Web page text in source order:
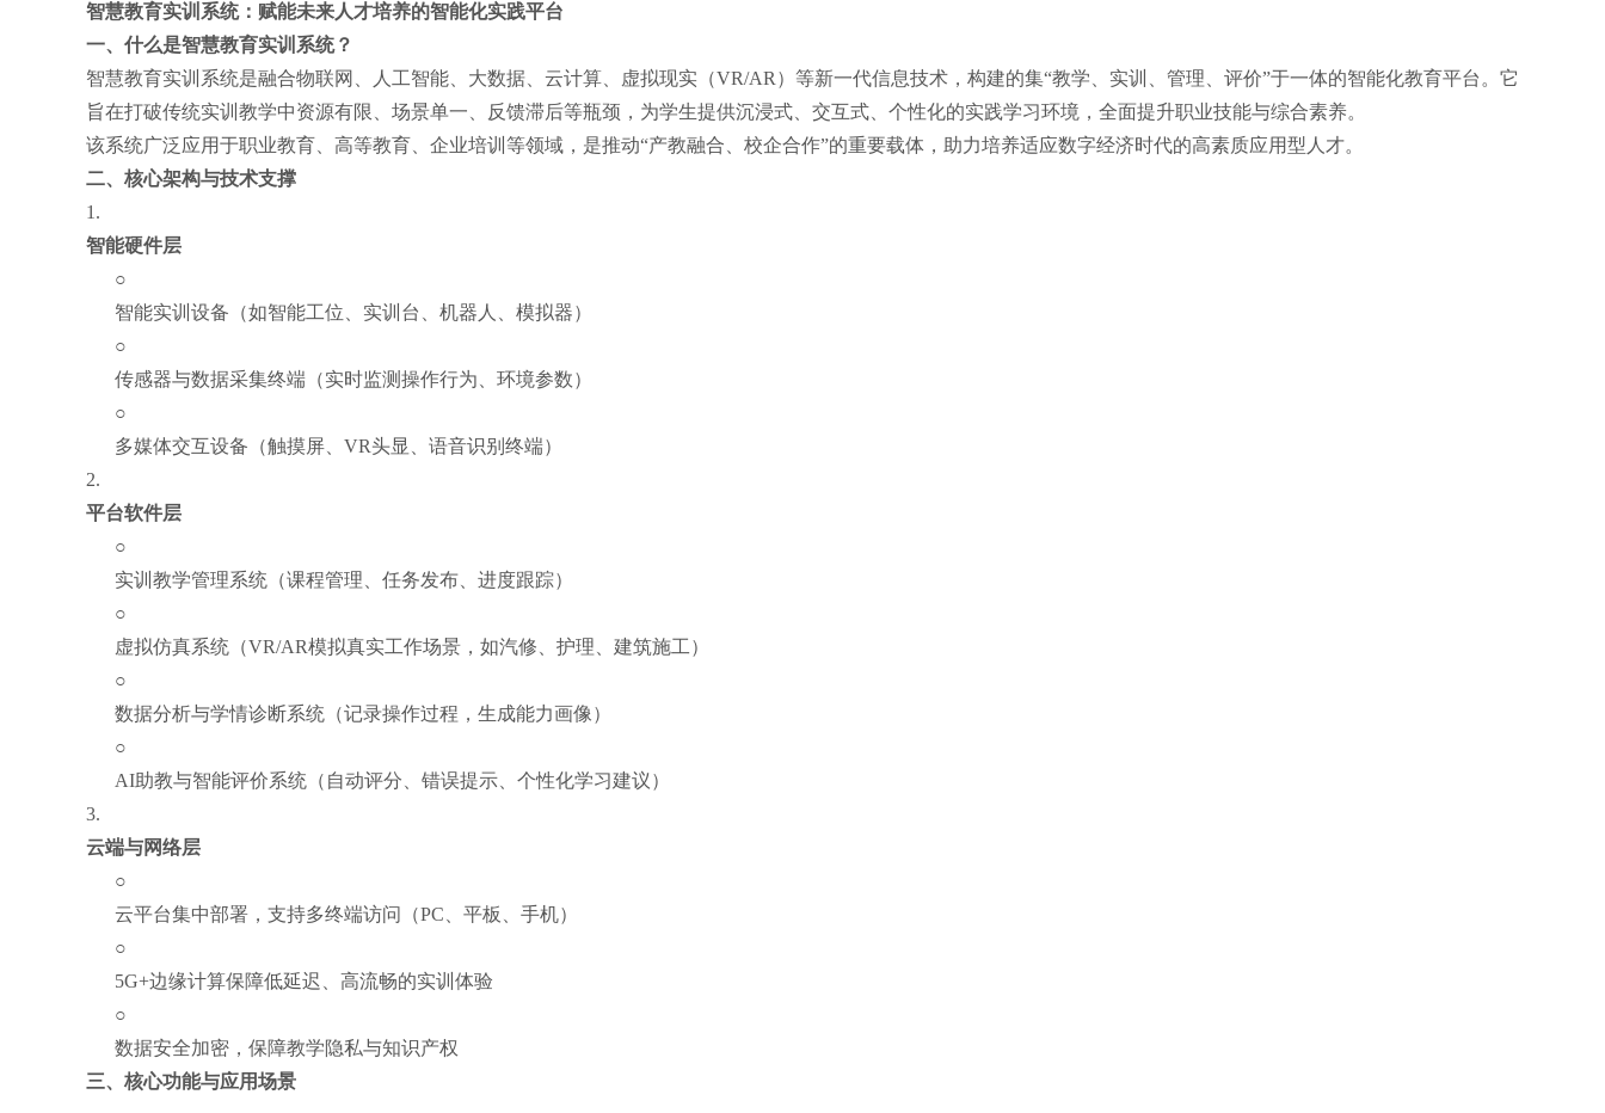
智慧教育实训系统：赋能未来人才培养的智能化实践平台
一、什么是智慧教育实训系统？
智慧教育实训系统是融合物联网、人工智能、大数据、云计算、虚拟现实（VR/AR）等新一代信息技术，构建的集“教学、实训、管理、评价”于一体的智能化教育平台。它
旨在打破传统实训教学中资源有限、场景单一、反馈滞后等瓶颈，为学生提供沉浸式、交互式、个性化的实践学习环境，全面提升职业技能与综合素养。
该系统广泛应用于职业教育、高等教育、企业培训等领域，是推动“产教融合、校企合作”的重要载体，助力培养适应数字经济时代的高素质应用型人才。
二、核心架构与技术支撑
1.
智能硬件层
○
智能实训设备（如智能工位、实训台、机器人、模拟器）
○
传感器与数据采集终端（实时监测操作行为、环境参数）
○
多媒体交互设备（触摸屏、VR头显、语音识别终端）
2.
平台软件层
○
实训教学管理系统（课程管理、任务发布、进度跟踪）
○
虚拟仿真系统（VR/AR模拟真实工作场景，如汽修、护理、建筑施工）
○
数据分析与学情诊断系统（记录操作过程，生成能力画像）
○
AI助教与智能评价系统（自动评分、错误提示、个性化学习建议）
3.
云端与网络层
○
云平台集中部署，支持多终端访问（PC、平板、手机）
○
5G+边缘计算保障低延迟、高流畅的实训体验
○
数据安全加密，保障教学隐私与知识产权
三、核心功能与应用场景